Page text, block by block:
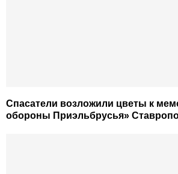
Спасатели возложили цветы к
обороны Приэльбрусья»